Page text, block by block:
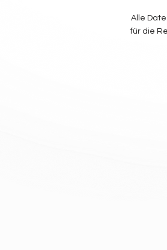
Alle
für die